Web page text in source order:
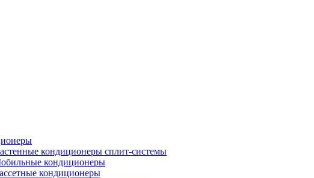
кондиционеры сплит-системы
кондиционеры
кондиционеры